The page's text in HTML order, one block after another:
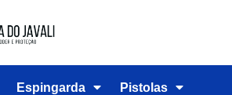
Espingarda
Pistolas